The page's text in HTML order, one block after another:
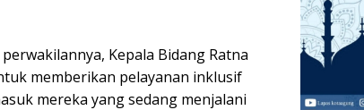
Kepala Bidang Ratna
memberikan pelayanan inklusif
mereka yang sedang menjalani